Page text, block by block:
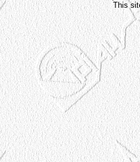
This